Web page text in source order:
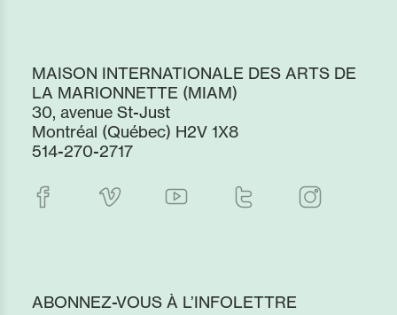
MAISON INTERNATIONALE DES ARTS DE
LA MARIONNETTE (MIAM)
30, avenue St-Just
Montréal (Québec) H2V 1X8
514-270-2717
ABONNEZ-VOUS À L’INFOLETTRE